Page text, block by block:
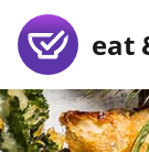
eat